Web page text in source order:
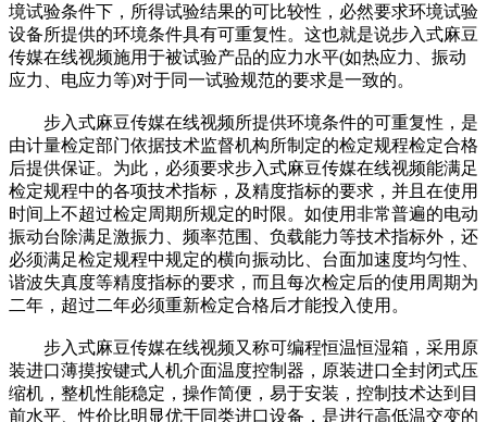
境试验条件下，所得试验结果的可比较性，必然要求环境试验
设备所提供的环境条件具有可重复性。这也就是说步入式麻豆
传媒在线视频施用于被试验产品的应力水平(如热应力、振动
应力、电应力等)对于同一试验规范的要求是一致的。
步入式麻豆传媒在线视频所提供环境条件的可重复性，是
由计量检定部门依据技术监督机构所制定的检定规程检定合格
后提供保证。为此，必须要求步入式麻豆传媒在线视频能满足
检定规程中的各项技术指标，及精度指标的要求，并且在使用
时间上不超过检定周期所规定的时限。如使用非常普遍的电动
振动台除满足激振力、频率范围、负载能力等技术指标外，还
必须满足检定规程中规定的横向振动比、台面加速度均匀性、
谐波失真度等精度指标的要求，而且每次检定后的使用周期为
二年，超过二年必须重新检定合格后才能投入使用。
步入式麻豆传媒在线视频又称可编程恒温恒湿箱，采用原
装进口薄摸按键式人机介面温度控制器，原装进口全封闭式压
缩机，整机性能稳定，操作简便，易于安装，控制技术达到目
前水平、性价比明显优于同类进口设备，是进行高低温交变的